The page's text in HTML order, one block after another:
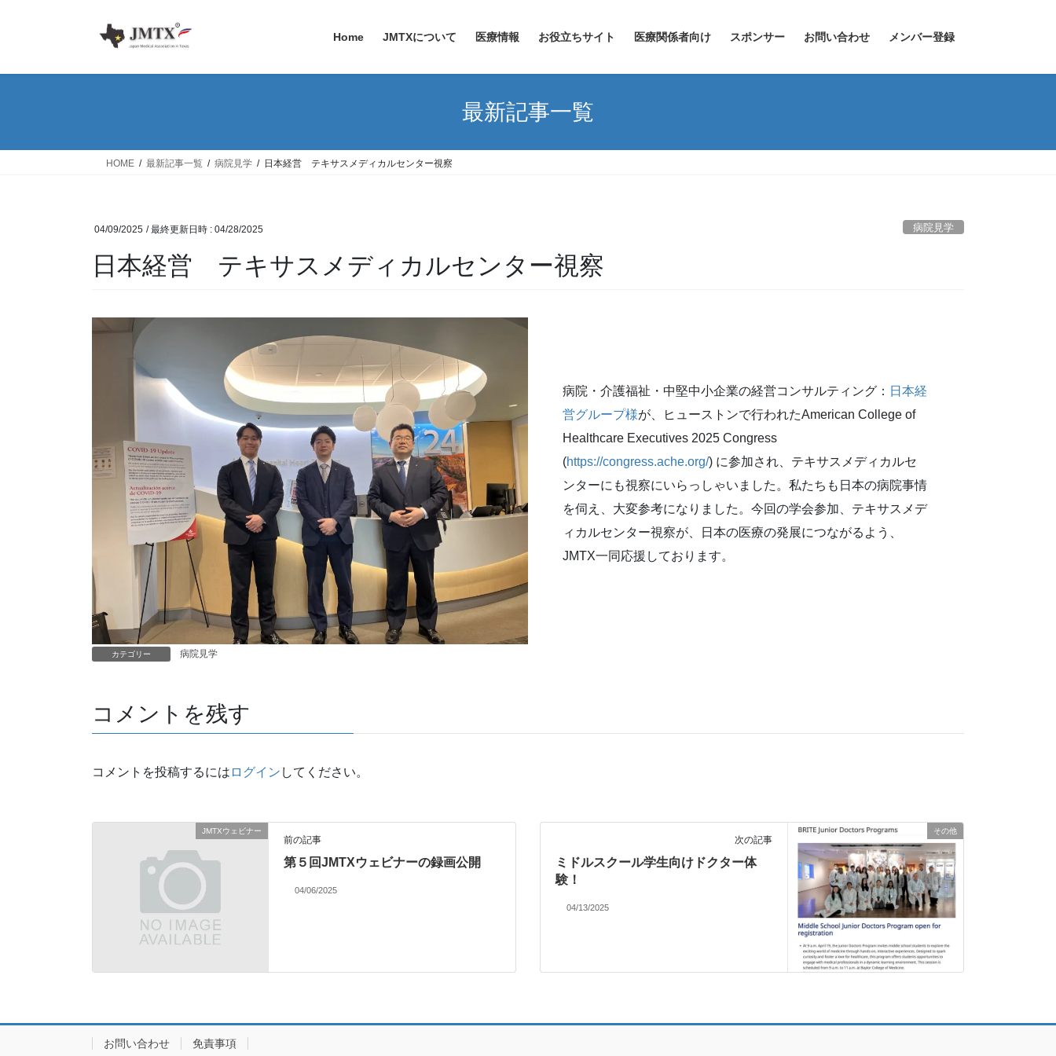
Home JMTXについて 医療情報 お役立ちサイト 医療関係者向け スポンサー お問い合わせ メンバー登録
最新記事一覧
HOME 最新記事一覧 病院見学 日本経営 テキサスメディカルセンター視察
04/09/2025 / 最終更新日時 : 04/28/2025 病院見学
日本経営 テキサスメディカルセンター視察
病院・介護福祉・中堅中小企業の経営コンサルティング： 日本経
営グループ様が、ヒューストンで行われたAmerican College of
Healthcare Executives 2025 Congress
(https://congress.ache.org/) に参加され、テキサスメディカルセ
ンターにも視察にいらっしゃいました。私たちも日本の病院事情
を伺え、大変参考になりました。今回の学会参加、テキサスメデ
ィカルセンター視察が、日本の医療の発展につながるよう、
JMTX一同応援しております。
カテゴリー 病院見学
コメントを残す
コメントを投稿するには ログイン してください。
JMTXウェビナー
前の記事
第５回JMTXウェビナーの録画公開
04/06/2025
その他
次の記事
ミドルスクール学生向けドクター体
験！
04/13/2025
お問い合わせ 免責事項